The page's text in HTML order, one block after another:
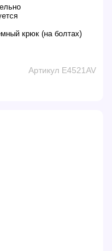
крюк (на болтах)
Артикул E4521AV